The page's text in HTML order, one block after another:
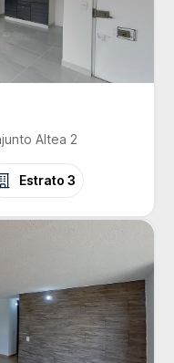
Altea 2
Estrato 3